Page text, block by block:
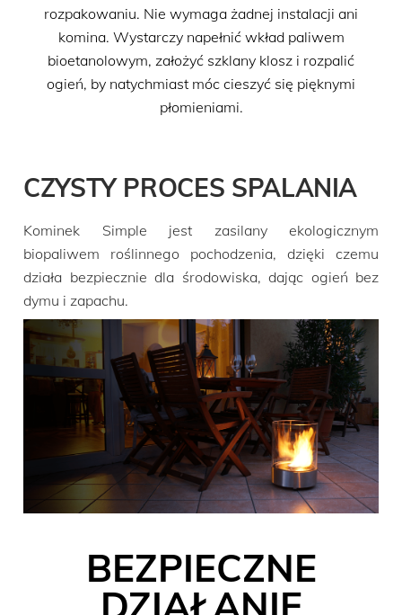
rozpakowaniu. Nie wymaga żadnej instalacji ani
komina. Wystarczy napełnić wkład paliwem
bioetanolowym, założyć szklany klosz i rozpalić
ogień, by natychmiast móc cieszyć się pięknymi
płomieniami.
CZYSTY PROCES SPALANIA
Kominek Simple jest zasilany ekologicznym
biopaliwem roślinnego pochodzenia, dzięki czemu
działa bezpiecznie dla środowiska, dając ogień bez
dymu i zapachu.
BEZPIECZNE
DZIAŁANIE